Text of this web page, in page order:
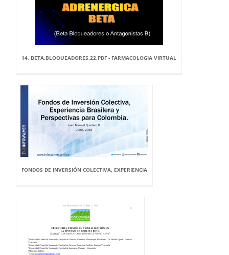
14. BETA.BLOQUEADORES.22.PDF - FARMACOLOGIA VIRTUAL
FONDOS DE INVERSIÓN COLECTIVA, EXPERIENCIA